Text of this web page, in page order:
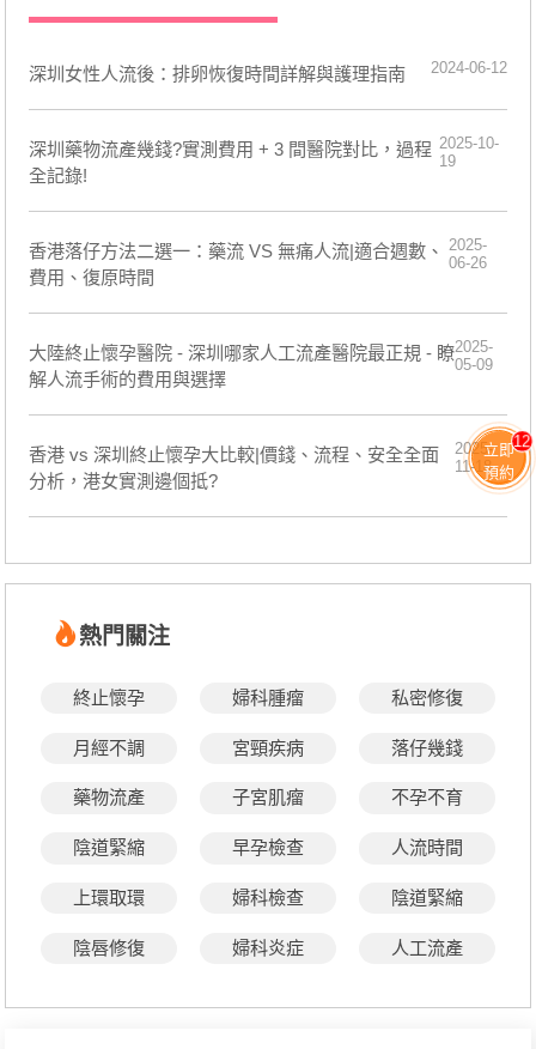
​深圳女性人流後：排卵恢復時間詳解與護理指南 2024-06-12
深圳藥物流產幾錢?實測費用 + 3 間醫院對比，過程
全記錄!
2025-10-
19
香港落仔方法二選一：藥流 VS 無痛人流|適合週數、
費用、復原時間
2025-
06-26
大陸終止懷孕醫院 - 深圳哪家人工流產醫院最正規 - 瞭
解人流手術的費用與選擇
2025-
05-09
香港 vs 深圳終止懷孕大比較|價錢、流程、安全全面
分析，港女實測邊個抵?
2025-
11-18
熱門關注
終止懷孕 婦科腫瘤 私密修復
月經不調 宮頸疾病 落仔幾錢
藥物流產 子宮肌瘤 不孕不育
陰道緊縮 早孕檢查 人流時間
上環取環 婦科檢查 陰道緊縮
陰唇修復 婦科炎症 人工流產
立即
預約
12